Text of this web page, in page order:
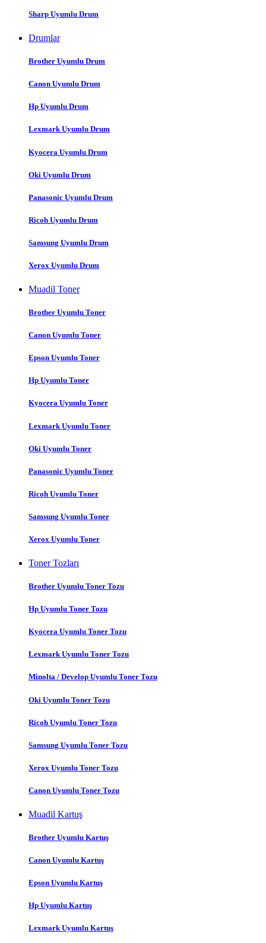
Sharp Uyumlu Drum
Drumlar
Brother Uyumlu Drum
Canon Uyumlu Drum
Hp Uyumlu Drum
Lexmark Uyumlu Drum
Kyocera Uyumlu Drum
Oki Uyumlu Drum
Panasonic Uyumlu Drum
Ricoh Uyumlu Drum
Samsung Uyumlu Drum
Xerox Uyumlu Drum
Muadil Toner
Brother Uyumlu Toner
Canon Uyumlu Toner
Epson Uyumlu Toner
Hp Uyumlu Toner
Kyocera Uyumlu Toner
Lexmark Uyumlu Toner
Oki Uyumlu Toner
Panasonic Uyumlu Toner
Ricoh Uyumlu Toner
Samsung Uyumlu Toner
Xerox Uyumlu Toner
Toner Tozları
Brother Uyumlu Toner Tozu
Hp Uyumlu Toner Tozu
Kyocera Uyumlu Toner Tozu
Lexmark Uyumlu Toner Tozu
Minolta / Develop Uyumlu Toner Tozu
Oki Uyumlu Toner Tozu
Ricoh Uyumlu Toner Tozu
Samsung Uyumlu Toner Tozu
Xerox Uyumlu Toner Tozu
Canon Uyumlu Toner Tozu
Muadil Kartuş
Brother Uyumlu Kartuş
Canon Uyumlu Kartuş
Epson Uyumlu Kartuş
Hp Uyumlu Kartuş
Lexmark Uyumlu Kartuş